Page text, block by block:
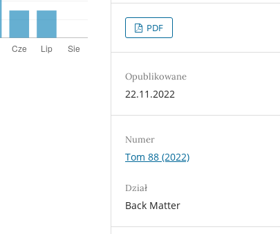
PDF
Opublikowane
22.11.2022
Numer
Tom 88 (2022)
Dział
Back Matter